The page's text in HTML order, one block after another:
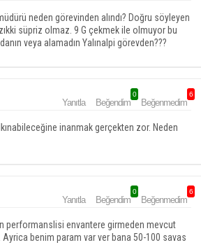
neden görevinden alındı? Doğru söyleyen
süpriz olmaz. 9 G çekmek ile olmuyor bu
veya alamadın Yalınalpi görevden???
Yanıtla Beğendim
0
Beğenmedim
6
inanmak gerçekten zor. Neden
Yanıtla Beğendim
0
Beğenmedim
6
performanslisi envantere girmeden mevcut
benim param var ver bana 50-100 savas